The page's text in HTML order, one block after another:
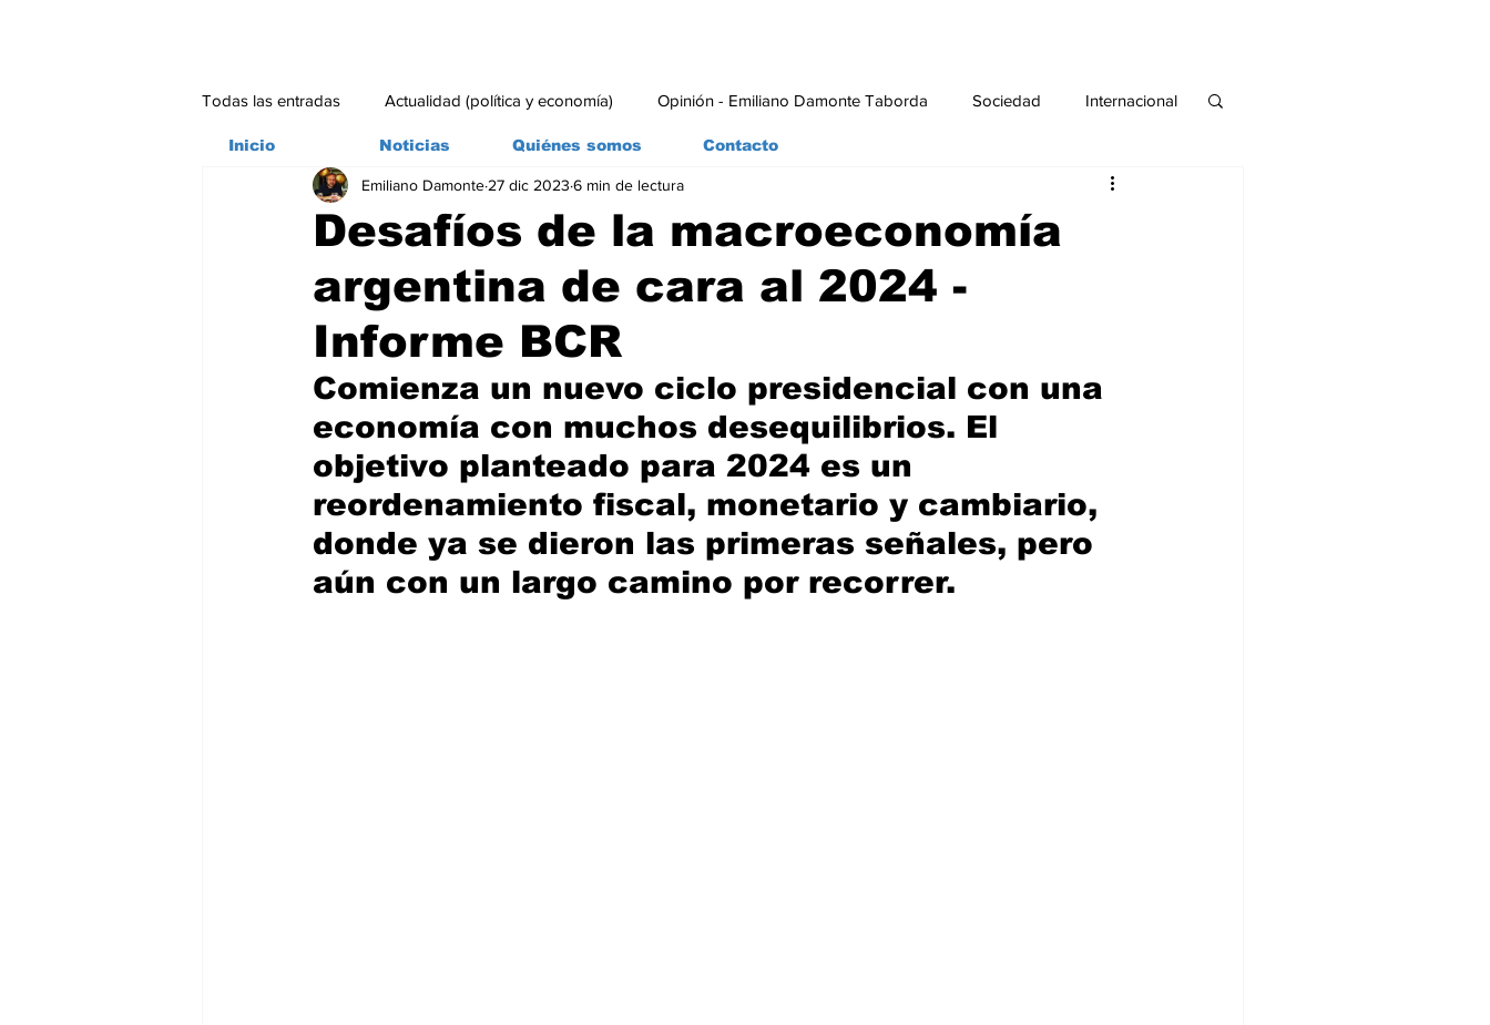
Todas las entradas Actualidad (política y economía) Opinión - Emiliano Damonte Taborda Sociedad Internacional
Ambiente Editorial Economía y Producción
Desafíos de la macroeconomía
argentina de cara al 2024 -
Informe BCR
Emiliano Damonte 27 dic 2023 6 min de lectura
Comienza un nuevo ciclo presidencial con una
economía con muchos desequilibrios. El
objetivo planteado para 2024 es un
reordenamiento fiscal, monetario y cambiario,
donde ya se dieron las primeras señales, pero
aún con un largo camino por recorrer.
Inicio Noticias Quiénes somos Contacto